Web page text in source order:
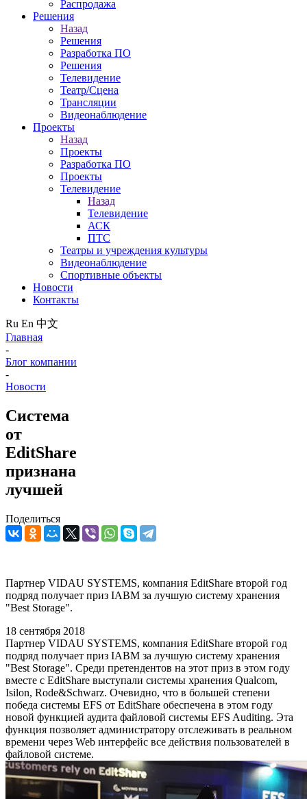
Распродажа
Решения
Назад
Решения
Разработка ПО
Решения
Телевидение
Театр/Сцена
Трансляции
Видеонаблюдение
Проекты
Назад
Проекты
Разработка ПО
Проекты
Телевидение
Назад
Телевидение
АСК
ПТС
Театры и учреждения культуры
Видеонаблюдение
Спортивные объекты
Новости
Контакты
Ru En 中文
Главная
-
Блог компании
-
Новости
Система
от
EditShare
признана
лучшей
Поделиться
Партнер VIDAU SYSTEMS, компания EditShare второй год
подряд получает приз IABM за лучшую систему хранения
"Best Storage".
18 сентября 2018
Партнер VIDAU SYSTEMS, компания EditShare второй год
подряд получает приз IABM за лучшую систему хранения
"Best Storage". Среди претендентов на этот приз в этом году
вместе с EditShare выступали системы хранения Qualcom,
Isilon, Rode&Schwarz. Очевидно, что в большей степени
победа системы EFS от EditShare обеспечена в этом году
новой функцией аудита файловой системы EFS Auditing. Эта
функция позволяет администратору отслеживать в реальном
времени через Web интерфейс все действия пользователей в
файловой системе.